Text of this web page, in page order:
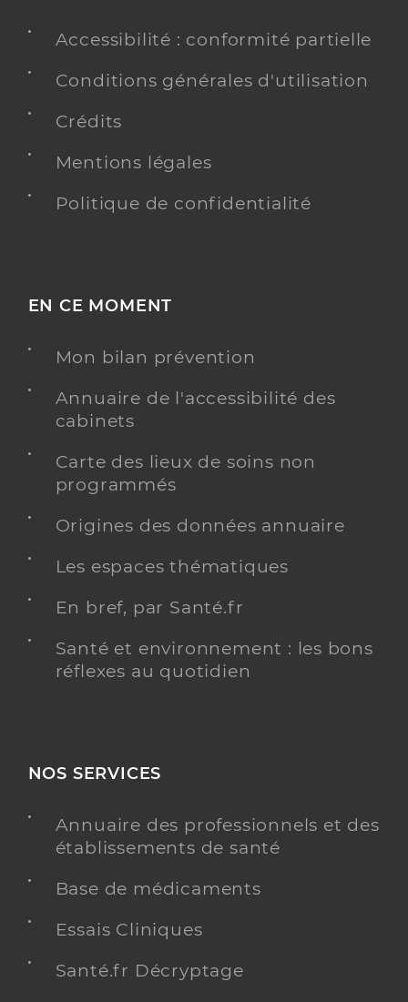
Accessibilité : conformité partielle
Conditions générales d'utilisation
Crédits
Mentions légales
Politique de confidentialité
EN CE MOMENT
Mon bilan prévention
Annuaire de l'accessibilité des
cabinets
Carte des lieux de soins non
programmés
Origines des données annuaire
Les espaces thématiques
En bref, par Santé.fr
Santé et environnement : les bons
réflexes au quotidien
NOS SERVICES
Annuaire des professionnels et des
établissements de santé
Base de médicaments
Essais Cliniques
Santé.fr Décryptage